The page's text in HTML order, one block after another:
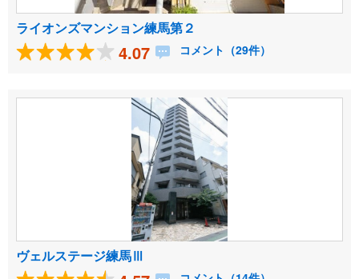
ライオンズマンション練馬第２
4.07 コメント（29件）
ヴェルステージ練馬Ⅲ